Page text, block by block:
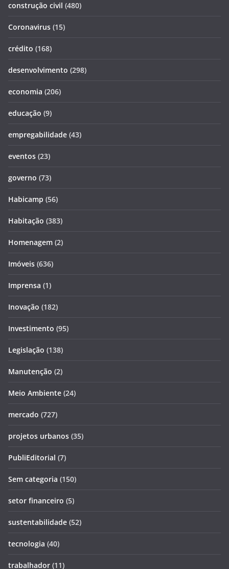
construção civil (480)
Coronavirus (15)
crédito (168)
desenvolvimento (298)
economia (206)
educação (9)
empregabilidade (43)
eventos (23)
governo (73)
Habicamp (56)
Habitação (383)
Homenagem (2)
Imóveis (636)
Imprensa (1)
Inovação (182)
Investimento (95)
Legislação (138)
Manutenção (2)
Meio Ambiente (24)
mercado (727)
projetos urbanos (35)
PubliEditorial (7)
Sem categoria (150)
setor financeiro (5)
sustentabilidade (52)
tecnologia (40)
trabalhador (11)